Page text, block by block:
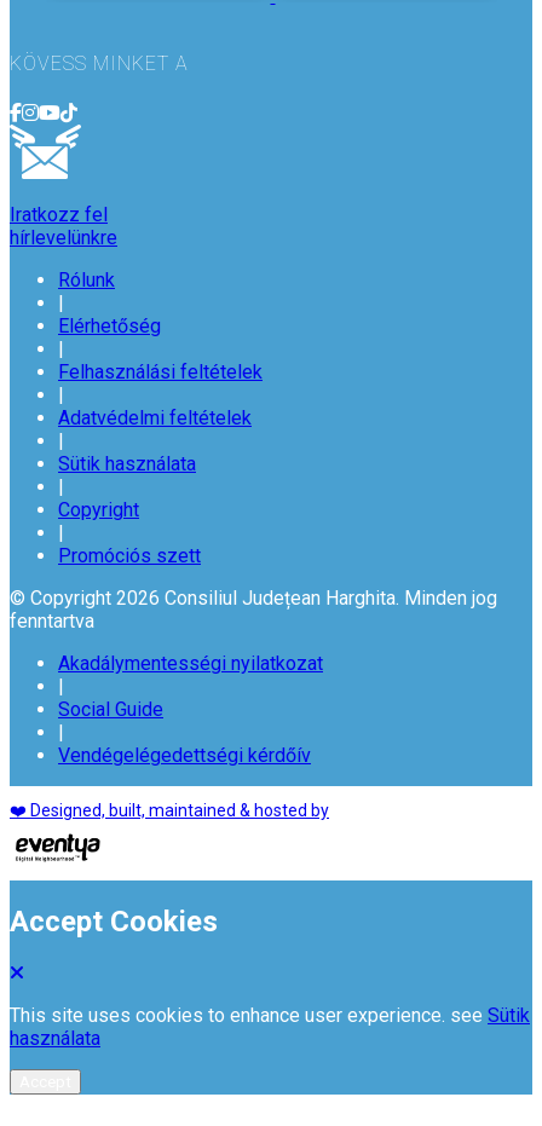
KÖVESS MINKET A
Iratkozz fel
hírlevelünkre
Rólunk
|
Elérhetőség
|
Felhasználási feltételek
|
Adatvédelmi feltételek
|
Sütik használata
|
Copyright
|
Promóciós szett
© Copyright 2026 Consiliul Județean Harghita. Minden jog
fenntartva
Akadálymentességi nyilatkozat
|
Social Guide
|
Vendégelégedettségi kérdőív
❤️ Designed, built, maintained & hosted by
Accept Cookies
This site uses cookies to enhance user experience. see Sütik
használata